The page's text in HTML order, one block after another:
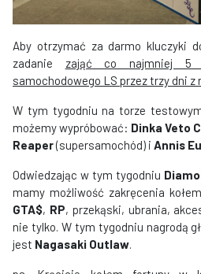
Aby otrzymać za darmo kluczyki
zadanie zająć co najmniej 5
samochodowego LS przez trzy dni z
W tym tygodniu na torze
możemy wypróbować: Dinka Veto
Reaper(supersamochód) i Annis
Odwiedzając w tym tygodniu
mamy możliwość zakręcenia
GTA$, RP, przekąski, ubrania,
nie tylko. W tym tygodniu nagrodą
jest Nagasaki Outlaw.